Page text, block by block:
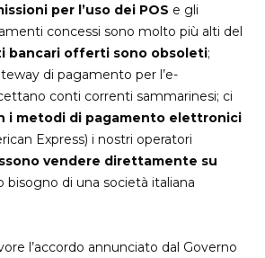
per l’uso dei POS e gli
concessi sono molto più alti del
bancari offerti sono obsoleti;
di pagamento per l’e-
conti correnti sammarinesi; ci
i metodi di pagamento elettronici
Express) i nostri operatori
vendere direttamente su
bisogno di una società italiana
l’accordo annunciato dal Governo